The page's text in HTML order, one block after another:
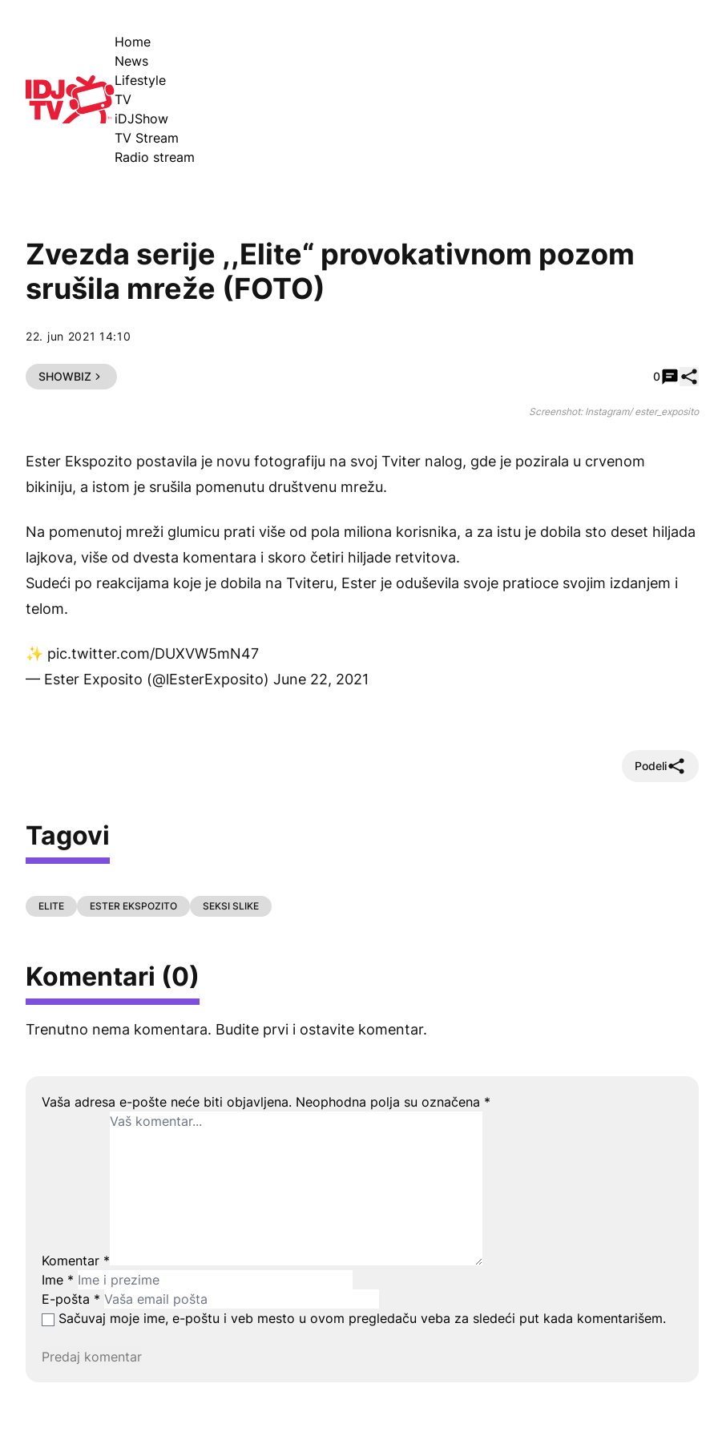
IDJ TV
Home
News
Lifestyle
TV
iDJShow
TV Stream
Radio stream
Zvezda serije ,,Elite“ provokativnom pozom
srušila mreže (FOTO)
22. jun 2021 14:10
SHOWBIZ 0
Screenshot: Instagram/ ester_exposito
Ester Ekspozito postavila je novu fotografiju na svoj Tviter nalog, gde je pozirala u crvenom
bikiniju, a istom je srušila pomenutu društvenu mrežu.
Na pomenutoj mreži glumicu prati više od pola miliona korisnika, a za istu je dobila sto deset hiljada
lajkova, više od dvesta komentara i skoro četiri hiljade retvitova.
Sudeći po reakcijama koje je dobila na Tviteru, Ester je oduševila svoje pratioce svojim izdanjem i
telom.
✨ pic.twitter.com/DUXVW5mN47
— Ester Exposito (@lEsterExposito) June 22, 2021
Podeli
Tagovi
ELITE ESTER EKSPOZITO SEKSI SLIKE
Komentari (0)
Trenutno nema komentara. Budite prvi i ostavite komentar.
Ostavite odgovor
Vaša adresa e-pošte neće biti objavljena. Neophodna polja su označena *
Komentar *
Ime *
E-pošta *
Sačuvaj moje ime, e-poštu i veb mesto u ovom pregledaču veba za sledeći put kada komentarišem.